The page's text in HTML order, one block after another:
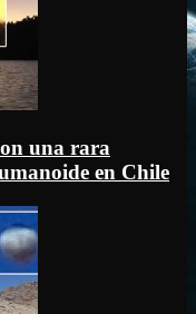
una rara
en Chile